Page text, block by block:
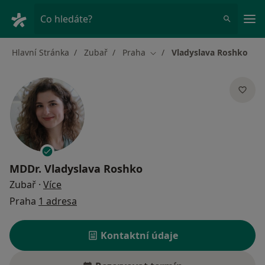
Co hledáte?
Hlavní Stránka Zubař Praha Změna města
Vladyslava Roshko
MDDr. Vladyslava Roshko
Zubař · Více
Praha 1 adresa
Kontaktní údaje